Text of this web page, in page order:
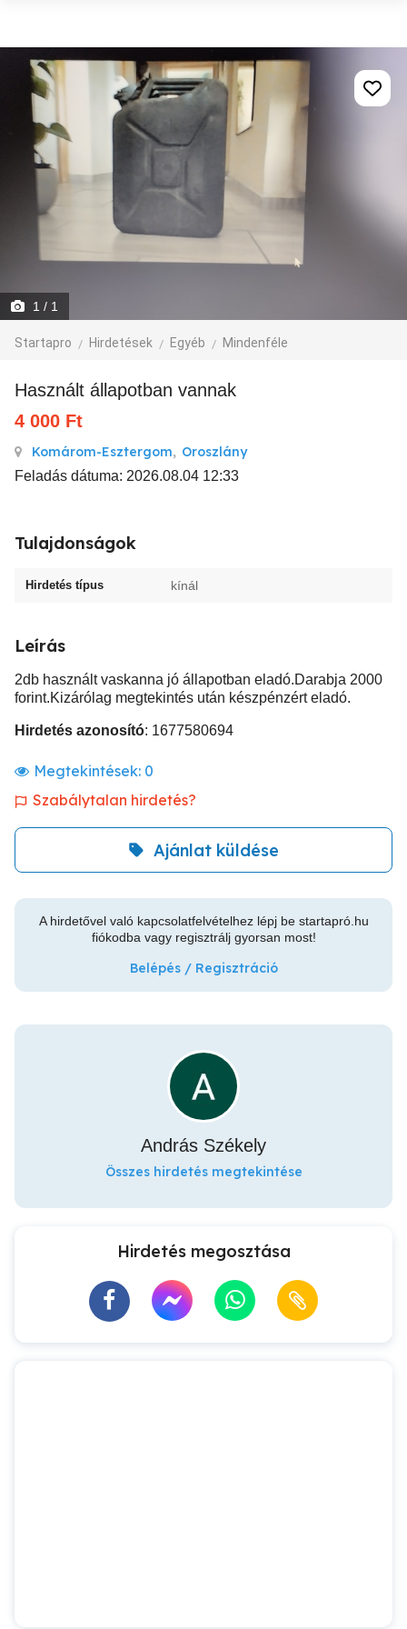
1 / 1
Startapro Hirdetések Egyéb Mindenféle
Használt állapotban vannak
4 000 Ft
Komárom-Esztergom, Oroszlány
Feladás dátuma: 2026.08.04 12:33
Tulajdonságok
Hirdetés típus kínál
Leírás
2db használt vaskanna jó állapotban eladó.Darabja 2000
forint.Kizárólag megtekintés után készpénzért eladó.
Hirdetés azonosító: 1677580694
Megtekintések: 0
Szabálytalan hirdetés?
Ajánlat küldése
A hirdetővel való kapcsolatfelvételhez lépj be startapró.hu
fiókodba vagy regisztrálj gyorsan most!
Belépés / Regisztráció
András Székely
Összes hirdetés megtekintése
Hirdetés megosztása